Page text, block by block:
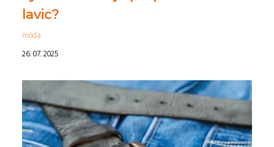
lavic?
móda
26. 07. 2025